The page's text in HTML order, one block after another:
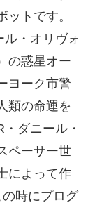
トです。
ル・ オリヴォ
の惑星オー
ヨーク市警
類の命運を
ダニール・
ペーサー世
によって作
時にプログ